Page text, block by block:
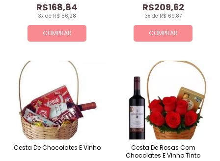
COMPRAR
3x de R$ 56,28
R$168,84
COMPRAR
3x de R$ 69,87
R$209,62
Cesta De Chocolates E Vinho
Cesta De Rosas Com
Chocolates E Vinho Tinto